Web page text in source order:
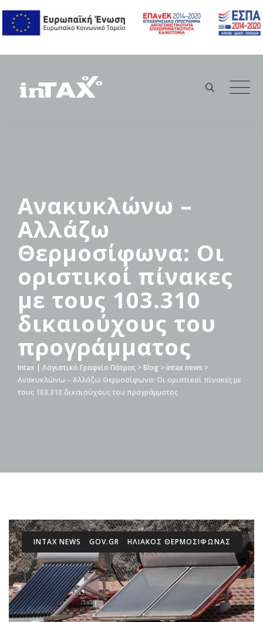
content
Ανακυκλώνω –
Αλλάζω
Θερμοσίφωνα: Οι
οριστικοί πίνακες
με τους 103.310
δικαιούχους του
προγράμματος
Intax | Λογιστικό Γραφείο Πάτρας > Blog > intax news >
Ανακυκλώνω – Αλλάζω Θερμοσίφωνα: Οι οριστικοί πίνακες με
τους 103.310 δικαιούχους του προγράμματος
INTAX NEWS GOV.GR ΗΛΙΑΚΌΣ ΘΕΡΜΟΣΊΦΩΝΑΣ